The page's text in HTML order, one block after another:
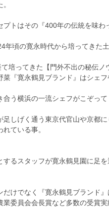
トはその『400年の伝統を味わ
年頃の寛永時代から培ってきた
培ってきた【門外不出の秘伝
『寛永鶴見ブランド』はシェフ
う横浜の一流シェフがこぞっ
足しげく通う東京代官山や京都
ている事。
するスタッフが寛永鶴見園に足
だけでなく『寛永鶴見ブランド
委員会会長賞など多数の受賞実